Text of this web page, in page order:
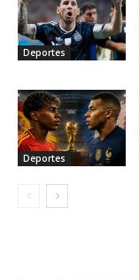
Deportes
Deportes